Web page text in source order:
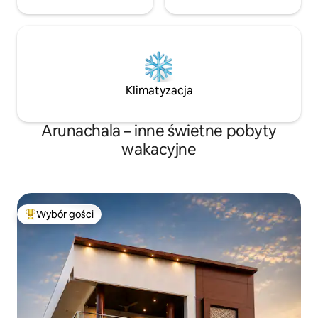
Klimatyzacja
Arunachala – inne świetne pobyty
wakacyjne
Najpopularniejsze z kategorii Wybór gości
Wybór gości